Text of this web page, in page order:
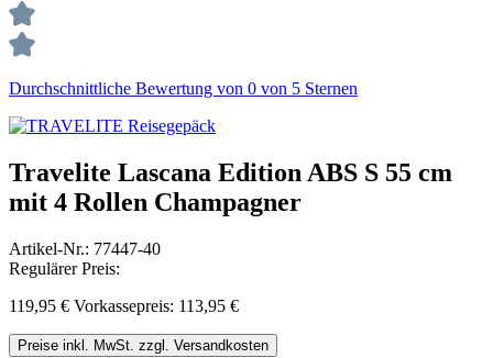
Durchschnittliche Bewertung von 0 von 5 Sternen
Travelite Lascana Edition ABS S 55 cm
mit 4 Rollen Champagner
Artikel-Nr.: 77447-40
Regulärer Preis:
119,95 € Vorkassepreis: 113,95 €
Preise inkl. MwSt. zzgl. Versandkosten